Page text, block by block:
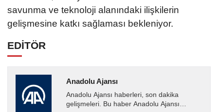
savunma ve teknoloji alanındaki ilişkilerin
gelişmesine katkı sağlaması bekleniyor.
EDİTÖR
Anadolu Ajansı
Anadolu Ajansı haberleri, son dakika
gelişmeleri. Bu haber Anadolu Ajansı